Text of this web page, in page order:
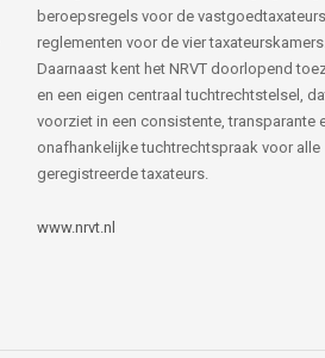
beroepsregels voor de
reglementen voor de vier taxateurskamers.
Daarnaast kent het NRVT doorlopend
en een eigen centraal tuchtrechtstelsel,
voorziet in een consistente, transparante
onafhankelijke tuchtrechtspraak voor alle
geregistreerde taxateurs.
www.nrvt.nl